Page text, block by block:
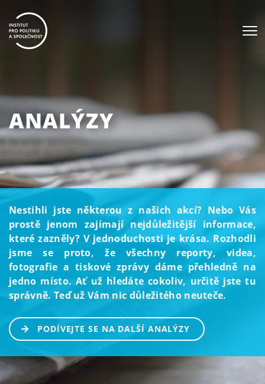
ANALÝZY
Nestihli jste některou z našich akcí? Nebo Vás
prostě jenom zajímají nejdůležitější informace,
které zazněly? V jednoduchosti je krása. Rozhodli
jsme se proto, že všechny reporty, videa,
fotografie a tiskové zprávy dáme přehledně na
jedno místo. Ať už hledáte cokoliv, určitě jste tu
správně. Teď už Vám nic důležitého neuteče.
PODÍVEJTE SE NA DALŠÍ ANALÝZY